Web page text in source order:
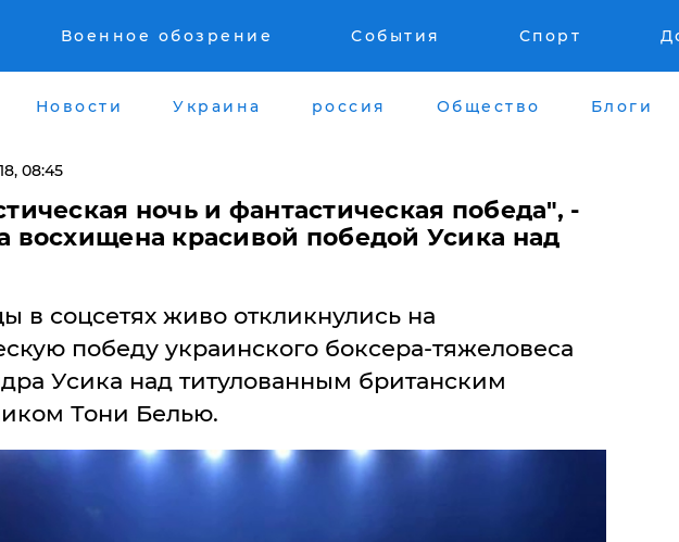
Военное обозрение События Спорт
Новости Украина россия Общество Блоги
08:45
ночь и фантастическая победа", -
восхищена красивой победой Усика над
в соцсетях живо откликнулись на
победу украинского боксера-тяжеловеса
Усика над титулованным британским
Тони Белью.